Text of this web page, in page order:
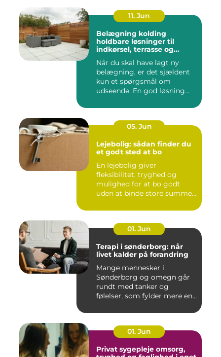
11. Jun
Belægning kolding
holdbare løsninger til
indkørsel, terrasse og
Når du skal have lagt ny
belægning, er det sjældent
kun et spørgsmål om
udseende. En god løsning
05. Jun
Lejebolig: sådan finder du
et godt sted at bo
En lejebolig giver
fleksibilitet, tryghed og
mulighed for at bo godt
uden at binde store summer
01. Jun
Terapi i sønderborg: når
livet kalder på forandring
Mange mennesker i
Sønderborg og omegn går
rundt med tanker og
følelser, som fylder mere end
01. Jun
Privat sygepleje omsorg,